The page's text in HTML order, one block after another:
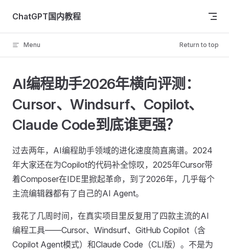
Skip to content
ChatGPT国内教程
Menu Return to top
AI编程助手2026年横向评测：
Cursor、Windsurf、Copilot、
Claude Code到底谁更强？
过去两年，AI编程助手领域的进化速度简直离谱。2024
年大家还在为Copilot的代码补全惊叹，2025年Cursor带
着Composer在IDE里掀起革命，到了2026年，几乎每个
主流编辑器都有了自己的AI Agent。
我花了几周时间，在真实项目里反复用了四款主流的AI
编程工具——Cursor、Windsurf、GitHub Copilot（含
Copilot Agent模式）和Claude Code（CLI版）。不是为